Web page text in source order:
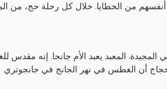
أنفسهم من الخطايا. خلال كل رحلة حج، من
المعبد يعبد الأم جانجا. إنه مقدس
أن الغطس في نهر الجانج في جانجوتري